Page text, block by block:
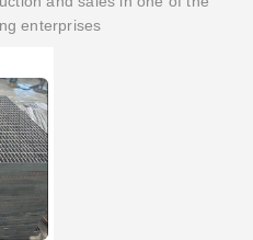
enterprises